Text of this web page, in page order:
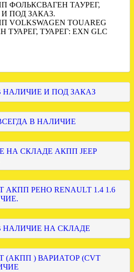
ФОЛЬКСВАГЕН ТАУРЕГ,
ПОД ЗАКАЗ.
TOUAREG
ТУАРЕГ: EXN GLC
НАЛИЧИЕ И ПОД ЗАКАЗ
В НАЛИЧИЕ
НА СКЛАДЕ АКПП JEEP
РЕНО RENAULT 1.4 1.6
НАЛИЧИЕ НА СКЛАДЕ
) ВАРИАТОР (CVT